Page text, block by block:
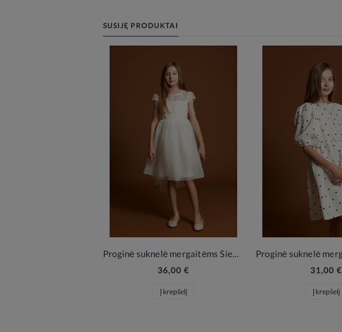
SUSIJĘ PRODUKTAI
Proginė suknelė mergaitėms Sienna – kreminė balta elegancija
36,00 €
Į krepšelį
31,00 €
Į krepšelį